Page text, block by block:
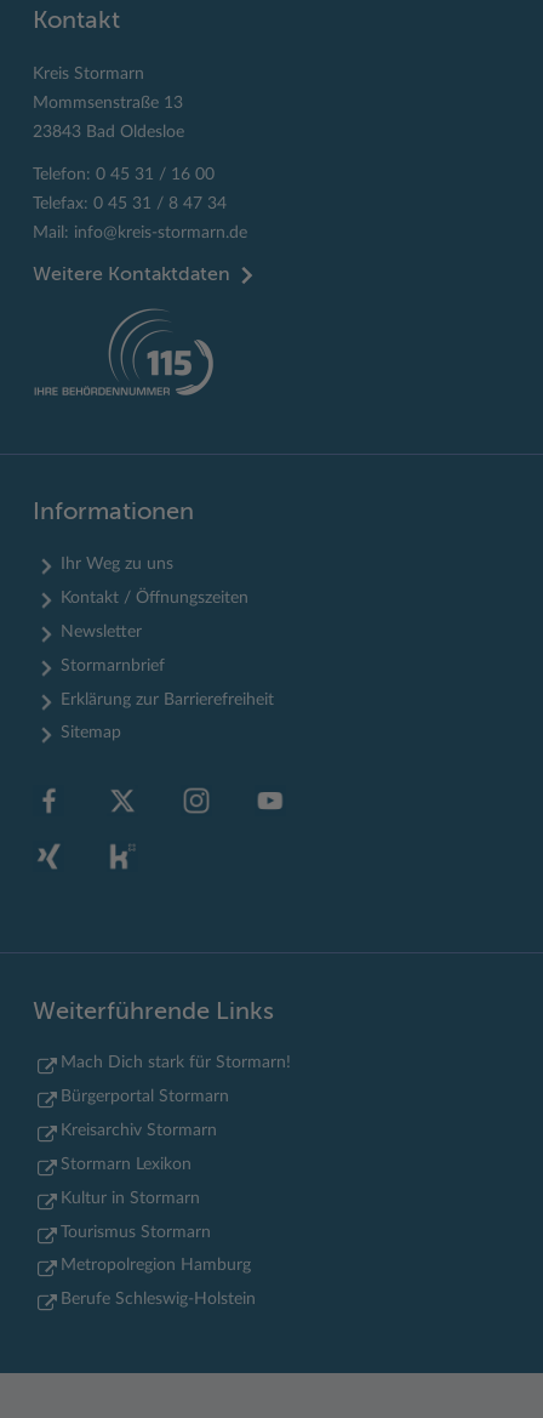
Kontakt
Kreis Stormarn
Mommsenstraße 13
23843 Bad Oldesloe
Telefon: 0 45 31 / 16 00
Telefax: 0 45 31 / 8 47 34
Mail: info@kreis-stormarn.de
Weitere Kontaktdaten
Informationen
Ihr Weg zu uns
Kontakt / Öffnungszeiten
Newsletter
Stormarnbrief
Erklärung zur Barrierefreiheit
Sitemap
Weiterführende Links
Mach Dich stark für Stormarn!
Bürgerportal Stormarn
Kreisarchiv Stormarn
Stormarn Lexikon
Kultur in Stormarn
Tourismus Stormarn
Metropolregion Hamburg
Berufe Schleswig-Holstein